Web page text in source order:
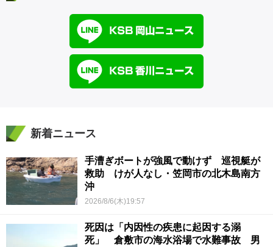
新着ニュース
手漕ぎボートが強風で動けず 巡視艇が
救助 けが人なし・笠岡市の北木島南方
沖
2026/8/6(木)19:57
死因は「内因性の疾患に起因する溺
死」 倉敷市の海水浴場で水難事故 男